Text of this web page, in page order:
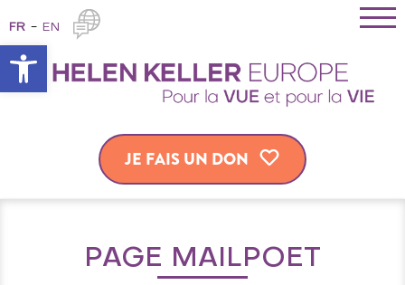
Ouvrir la barre d’outils
FR EN
JE FAIS UN DON
PAGE MAILPOET